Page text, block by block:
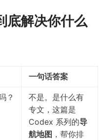
底解决你什么
一句话答案
？
不是。是什么有
专文，这篇是
Codex 系列的导
航地图 ，帮你排